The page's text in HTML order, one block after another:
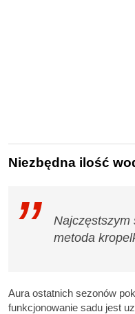
Niezbędna ilość
Najczęstszym
metoda
Aura ostatnich sezonów
funkcjonowanie sadu jest